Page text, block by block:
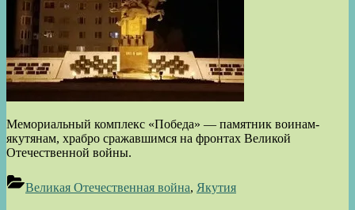
Мемориальный комплекс «Победа» — памятник воинам-
якутянам, храбро сражавшимся на фронтах Великой
Отечественной войны.
Великая Отечественная война, Якутия